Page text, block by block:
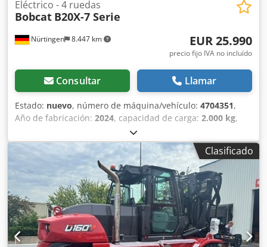
Nürtingen 8.447 km
Eléctrico - 4 ruedas
Bobcat B20X-7 Serie
EUR 25.990
precio fijo IVA no incluído
Consultar Llamar
Estado: nuevo, número de máquina/vehículo: 4704351,
Año de fabricación: 2024, capacidad de carga: 2.000 kg,
4.730 mm, ascensor libre:
centro de carga:500 mm, tipo de combustible:eléctrico,
tipo de mástil:triple , altura de construcción:2.230 mm,
longitud de la horquilla:1.200 mm, tipo de motor:
Eléctrico, fabricante: Bobcat Chedpfjxz Spwex Aggoa
Clasificado